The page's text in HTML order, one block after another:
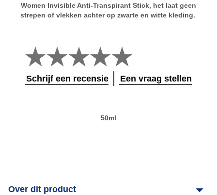
Women Invisible Anti-Transpirant Stick, het laat geen
strepen of vlekken achter op zwarte en witte kleding.
Geen
beoordelingen
ingediend
voor
deze
Schrijf een recensie Een vraag stellen
50ml
Over dit product